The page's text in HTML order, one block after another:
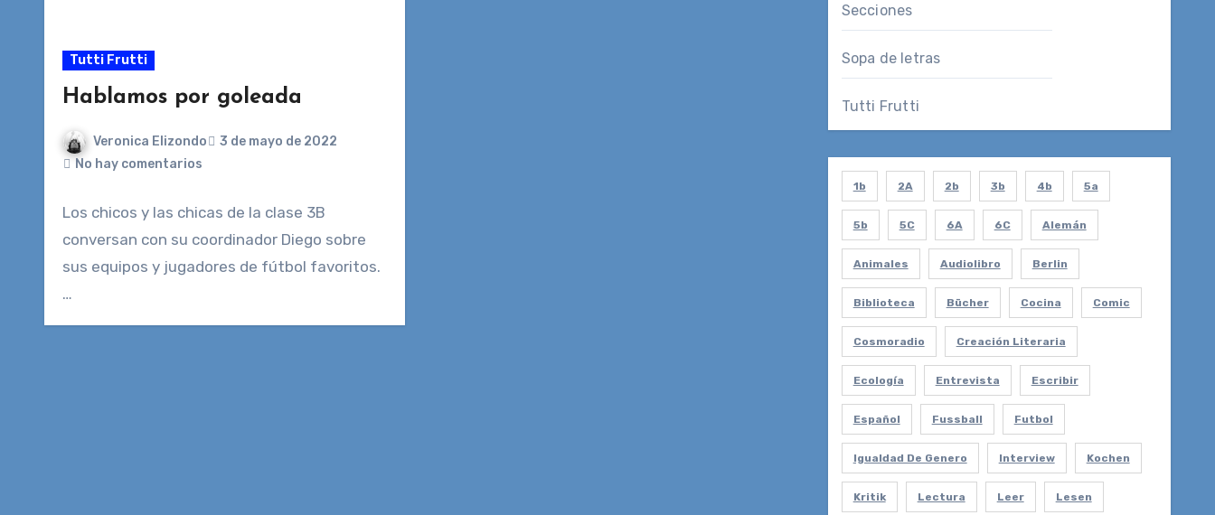
Tutti Frutti
Hablamos por goleada
Veronica Elizondo
3 de mayo de 2022
No hay comentarios
Los chicos y las chicas de la clase 3B
conversan con su coordinador Diego sobre
sus equipos y jugadores de fútbol favoritos.
…
Secciones
Sopa de letras
Tutti Frutti
1b 2A 2b 3b 4b 5a
5b 5C 6A 6C Alemán
Animales Audiolibro Berlin
Biblioteca Bücher Cocina Comic
Cosmoradio Creación Literaria
Ecología Entrevista Escribir
Español Fussball Futbol
Igualdad De Genero Interview Kochen
Kritik Lectura Leer Lesen